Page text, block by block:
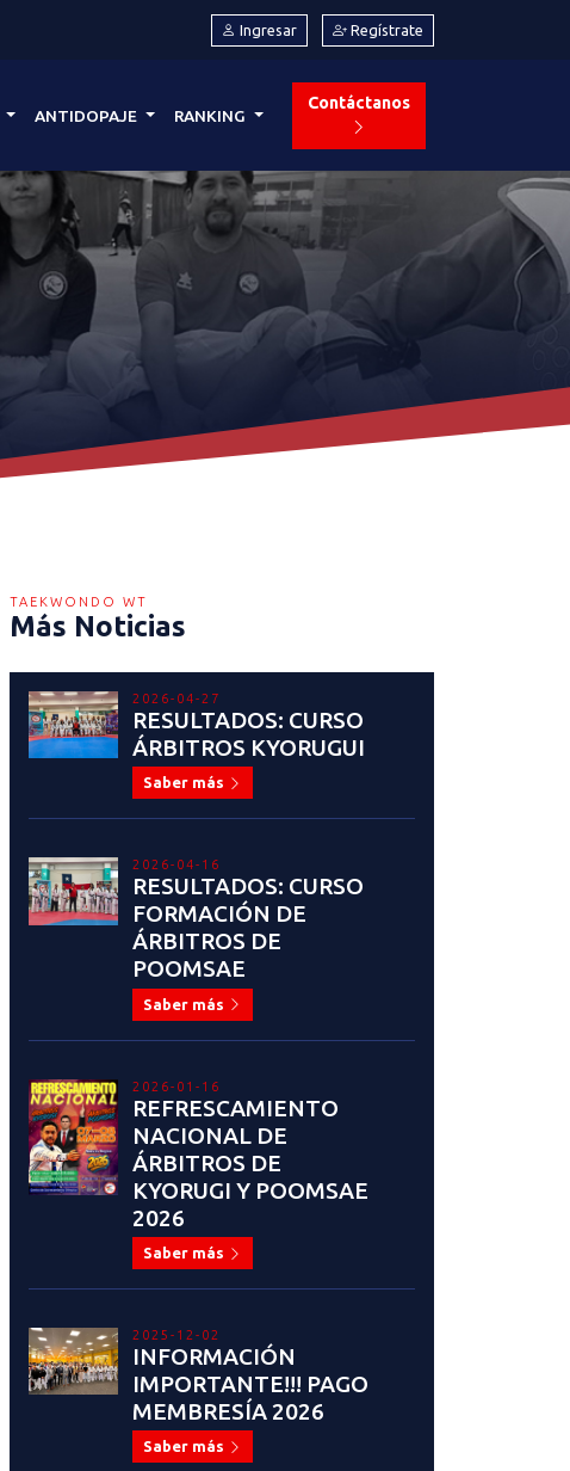
Ingresar Regístrate
ANTIDOPAJE RANKING
Contáctanos
TAEKWONDO WT
Más Noticias
2026-04-27
RESULTADOS: CURSO
ÁRBITROS KYORUGUI
Saber más
2026-04-16
RESULTADOS: CURSO
FORMACIÓN DE
ÁRBITROS DE
POOMSAE
Saber más
2026-01-16
REFRESCAMIENTO
NACIONAL DE
ÁRBITROS DE
KYORUGI Y POOMSAE
2026
Saber más
2025-12-02
INFORMACIÓN
IMPORTANTE!!! PAGO
MEMBRESÍA 2026
Saber más